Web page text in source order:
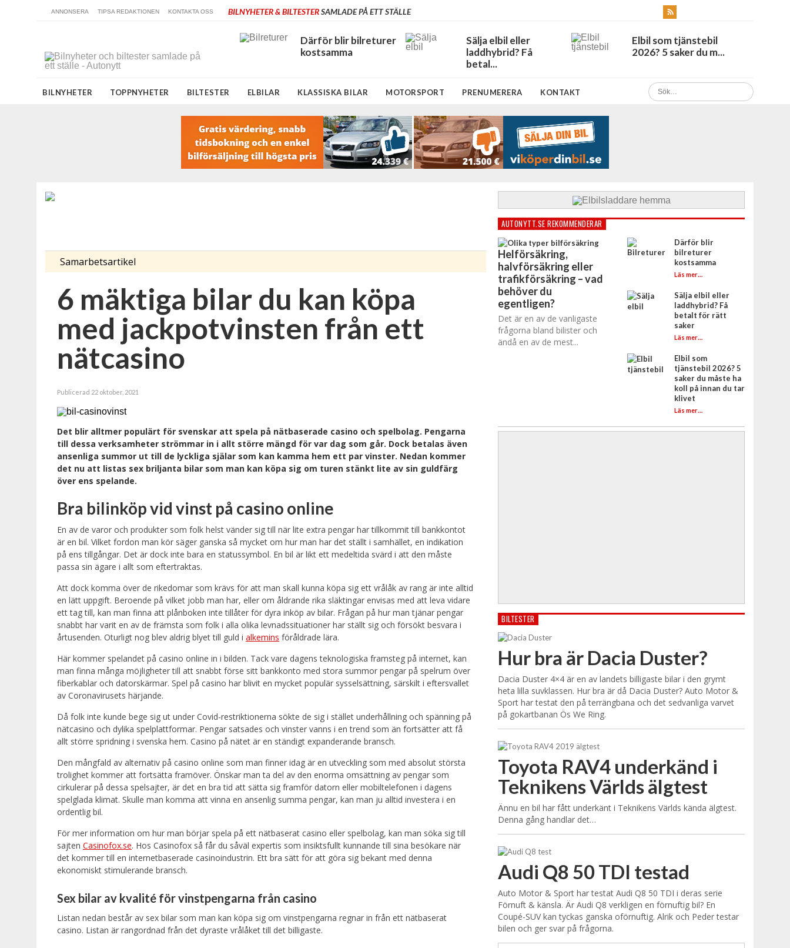
ANNONSERA TIPSA REDAKTIONEN KONTAKTA OSS BILNYHETER & BILTESTERSAMLADE PÅ ETT STÄLLE
Därför blir bilreturer
kostsamma
Sälja elbil eller
laddhybrid? Få
betal...
Elbil som tjänstebil
2026? 5 saker du m...
BILNYHETER TOPPNYHETER BILTESTER ELBILAR KLASSISKA BILAR MOTORSPORT PRENUMERERA KONTAKT
Samarbetsartikel
6 mäktiga bilar du kan köpa
med jackpotvinsten från ett
nätcasino
Publicerad 22 oktober, 2021
Det blir alltmer populärt för svenskar att spela på nätbaserade casino och spelbolag. Pengarna
till dessa verksamheter strömmar in i allt större mängd för var dag som går. Dock betalas även
ansenliga summor ut till de lyckliga själar som kan kamma hem ett par vinster. Nedan kommer
det nu att listas sex briljanta bilar som man kan köpa sig om turen stänkt lite av sin guldfärg
över ens spelande.
Bra bilinköp vid vinst på casino online
En av de varor och produkter som folk helst vänder sig till när lite extra pengar har tillkommit till bankkontot
är en bil. Vilket fordon man kör säger ganska så mycket om hur man har det ställt i samhället, en indikation
på ens tillgångar. Det är dock inte bara en statussymbol. En bil är likt ett medeltida svärd i att den måste
passa sin ägare i allt som eftertraktas.
Att dock komma över de rikedomar som krävs för att man skall kunna köpa sig ett vrålåk av rang är inte alltid
en lätt uppgift. Beroende på vilket jobb man har, eller om åldrande rika släktingar envisas med att leva vidare
ett tag till, kan man finna att plånboken inte tillåter för dyra inköp av bilar. Frågan på hur man tjänar pengar
snabbt har varit en av de främsta som folk i alla olika levnadssituationer har ställt sig och försökt besvara i
årtusenden. Oturligt nog blev aldrig blyet till guld i alkemins föråldrade lära.
Här kommer spelandet på casino online in i bilden. Tack vare dagens teknologiska framsteg på internet, kan
man finna många möjligheter till att snabbt förse sitt bankkonto med stora summor pengar på spelrum över
fiberkablar och datorskärmar. Spel på casino har blivit en mycket populär sysselsättning, särskilt i eftersvallet
av Coronavirusets härjande.
Då folk inte kunde bege sig ut under Covid-restriktionerna sökte de sig i stället underhållning och spänning på
nätcasino och dylika spelplattformar. Pengar satsades och vinster vanns i en trend som än fortsätter att få
allt större spridning i svenska hem. Casino på nätet är en ständigt expanderande bransch.
Den mångfald av alternativ på casino online som man finner idag är en utveckling som med absolut största
trolighet kommer att fortsätta framöver. Önskar man ta del av den enorma omsättning av pengar som
cirkulerar på dessa spelsajter, är det en bra tid att sätta sig framför datorn eller mobiltelefonen i dagens
spelglada klimat. Skulle man komma att vinna en ansenlig summa pengar, kan man ju alltid investera i en
ordentlig bil.
För mer information om hur man börjar spela på ett nätbaserat casino eller spelbolag, kan man söka sig till
sajten Casinofox.se. Hos Casinofox så får du såväl expertis som insiktsfullt kunnande till sina besökare när
det kommer till en internetbaserade casinoindustrin. Ett bra sätt för att göra sig bekant med denna
ekonomiskt stimulerande bransch.
Sex bilar av kvalité för vinstpengarna från casino
Listan nedan består av sex bilar som man kan köpa sig om vinstpengarna regnar in från ett nätbaserat
casino. Listan är rangordnad från det dyraste vrålåket till det billigaste.
AUTONYTT.SE REKOMMENDERAR
Helförsäkring,
halvförsäkring eller
trafikförsäkring – vad
behöver du
egentligen?
Det är en av de vanligaste
frågorna bland bilister och
ändå en av de mest...
Därför blir
bilreturer
kostsamma
Läs mer…
Sälja elbil eller
laddhybrid? Få
betalt för rätt
saker
Läs mer…
Elbil som
tjänstebil 2026? 5
saker du måste ha
koll på innan du tar
klivet
Läs mer…
BILTESTER
Hur bra är Dacia Duster?
Dacia Duster 4×4 är en av landets billigaste bilar i den grymt
heta lilla suvklassen. Hur bra är då Dacia Duster? Auto Motor &
Sport har testat den på terrängbana och det sedvanliga varvet
på gokartbanan Ös We Ring.
Toyota RAV4 underkänd i
Teknikens Världs älgtest
Ännu en bil har fått underkänt i Teknikens Världs kända älgtest.
Denna gång handlar det…
Audi Q8 50 TDI testad
Auto Motor & Sport har testat Audi Q8 50 TDI i deras serie
Förnuft & känsla. Är Audi Q8 verkligen en förnuftig bil? En
Coupé-SUV kan tyckas ganska oförnuftig. Alrik och Peder testar
bilen och ger svar på frågorna.